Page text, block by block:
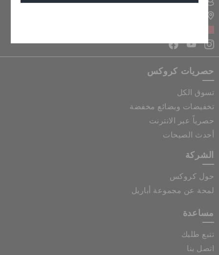
تسجيل الدخول الى حسابي
حصريات كروكس
تسوق الكل
تخفيضات وبضائع مخفضة
حصرياً عبر الانترنت
أحدث الصيحات
الشركة
حول كروكس
لمحة عن مجموعة أباريل
مساعدة
تتبع طلبك
اتصل بنا